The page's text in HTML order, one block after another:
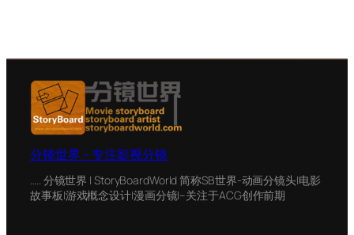
分镜世界 – 专注影视分镜
….. 分镜世界 | StoryBoardWorld 简称SB世界-动画分镜头|电影
故事板|游戏概念设计|漫画分镜|–关注于ACG创作前期